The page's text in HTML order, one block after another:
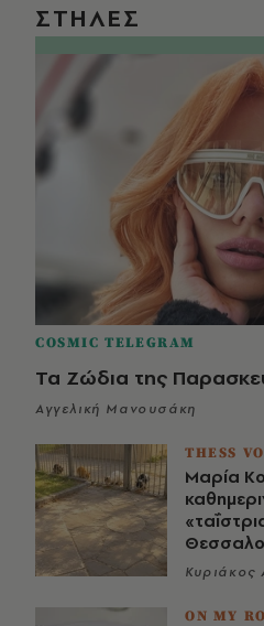
ΣΤΗΛΕΣ
COSMIC TELEGRAM
Τα Ζώδια της
Αγγελική Μανουσάκη
THESS
Μαρία
Κυριάκος
ON MY